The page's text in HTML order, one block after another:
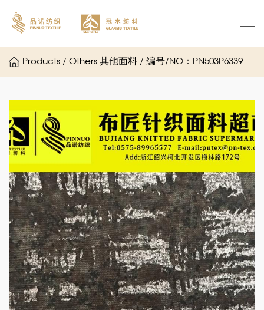
Products / Others 其他面料 / 编号/NO：PN503P6339